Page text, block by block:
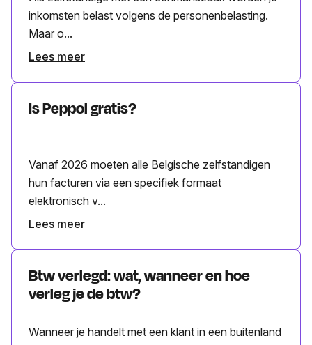
inkomsten belast volgens de personenbelasting.
Maar o...
Lees meer
Is Peppol gratis?
Vanaf 2026 moeten alle Belgische zelfstandigen
hun facturen via een specifiek formaat
elektronisch v...
Lees meer
Btw verlegd: wat, wanneer en hoe
verleg je de btw?
Wanneer je handelt met een klant in een buitenland